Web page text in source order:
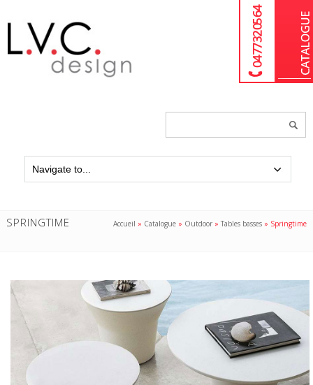
04 77 32 05 64
SPRINGTIME Accueil » Catalogue » Outdoor »Tables basses » Springtime